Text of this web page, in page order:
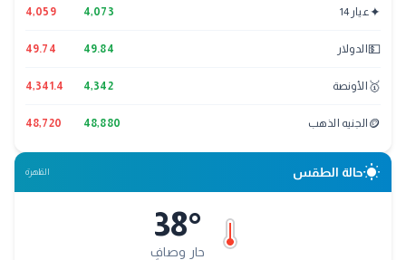
✦ عيار 14 4,073
4,059
💵الدولار 49.84
49.74
🥇 الأونصة 4,342
4,341.4
🪙 الجنيه الذهب 48,880
48,720
wb_sunnyحالة الطقس القاهرة
38°
حار وصافٍ